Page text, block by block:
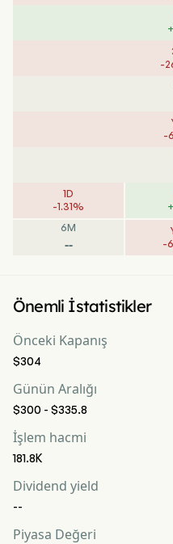
+
-
-
1D
-1.31%
+
6M
--
-
Önemli İstatistikler
Önceki Kapanış
$304
Günün Aralığı
$300 - $335.8
İşlem hacmi
181.8K
Dividend yield
--
Piyasa Değeri